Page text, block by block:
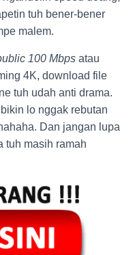
tuh bener-bener
malem.
100 Mbps atau
4K, download file
tuh udah anti drama.
lo nggak rebutan
Dan jangan lupa
tuh masih ramah